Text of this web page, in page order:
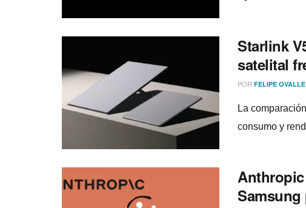
Starlink
satelital
POR FELIPE OVALLE
La
consumo y